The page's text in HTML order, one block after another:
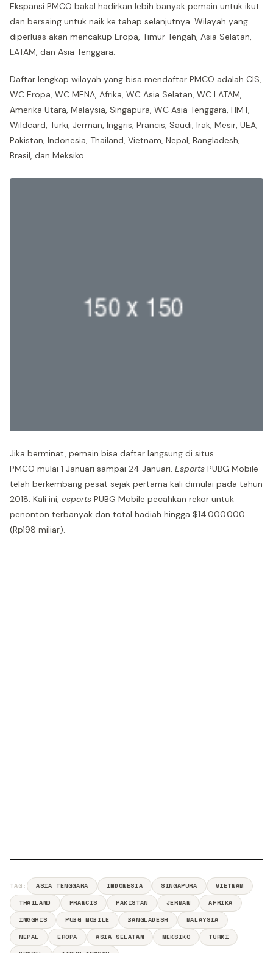
Ekspansi PMCO bakal hadirkan lebih banyak pemain untuk ikut
dan bersaing untuk naik ke tahap selanjutnya. Wilayah yang
diperluas akan mencakup Eropa, Timur Tengah, Asia Selatan,
LATAM, dan Asia Tenggara.
Daftar lengkap wilayah yang bisa mendaftar PMCO adalah CIS,
WC Eropa, WC MENA, Afrika, WC Asia Selatan, WC LATAM,
Amerika Utara, Malaysia, Singapura, WC Asia Tenggara, HMT,
Wildcard, Turki, Jerman, Inggris, Prancis, Saudi, Irak, Mesir, UEA,
Pakistan, Indonesia, Thailand, Vietnam, Nepal, Bangladesh,
Brasil, dan Meksiko.
Jika berminat, pemain bisa daftar langsung di situs
PMCO mulai 1 Januari sampai 24 Januari. Esports PUBG Mobile
telah berkembang pesat sejak pertama kali dimulai pada tahun
2018. Kali ini, esports PUBG Mobile pecahkan rekor untuk
penonton terbanyak dan total hadiah hingga $14.000.000
(Rp198 miliar).
TAG: ASIA TENGGARA INDONESIA SINGAPURA
VIETNAM
THAILAND
PRANCIS PAKISTAN JERMAN
AFRIKA
INGGRIS
PUBG MOBILE BANGLADESH
MALAYSIA
NEPAL
EROPA ASIA SELATAN MEKSIKO
TURKI